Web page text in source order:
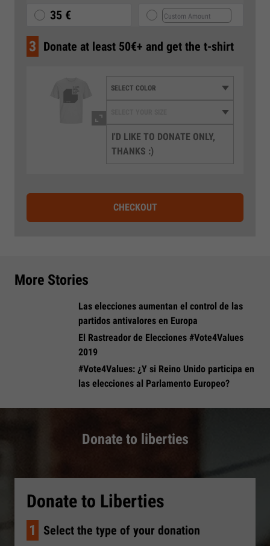
35 €
3 Donate at least 50€+ and get the t-shirt
I'D LIKE TO DONATE ONLY,
THANKS :)
CHECKOUT
More Stories
Las elecciones aumentan el control de las
partidos antivalores en Europa
El Rastreador de Elecciones #Vote4Values
2019
#Vote4Values: ¿Y si Reino Unido participa en
las elecciones al Parlamento Europeo?
Donate to liberties
Donate to Liberties
1 Select the type of your donation